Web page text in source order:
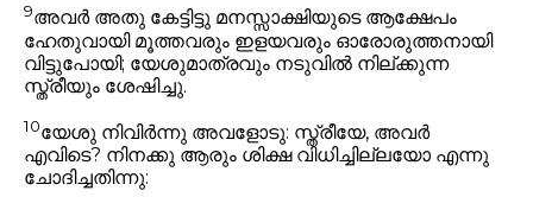
9അവർ അതു കേട്ടിട്ടു മനസ്സാക്ഷിയുടെ ആക്ഷേപം
ഹേതുവായി മൂത്തവരും ഇളയവരും ഓരോരുത്തനായി
വിട്ടുപോയി; യേശുമാത്രവും നടുവിൽ നില്ക്കുന്ന
സ്ത്രീയും ശേഷിച്ചു.
10യേശു നിവിർന്നു അവളോടു: സ്ത്രീയേ, അവർ
എവിടെ? നിനക്കു ആരും ശിക്ഷ വിധിച്ചില്ലയോ എന്നു
ചോദിച്ചതിന്നു: